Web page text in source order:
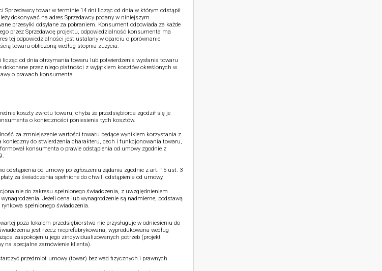
Sprzedawcy towar w terminie 14 dni licząc od dnia w którym odstąpił
dokonywać na adres Sprzedawcy podany w niniejszym
przesyłki odsyłane za pobraniem. Konsument odpowiada za każde
przez Sprzedawcę projektu, odpowiedzialność konsumenta ma
tej odpowiedzialności jest ustalany w oparciu o porównanie
towaru obliczoną według stopnia zużycia.
licząc od dnia otrzymania towaru lub potwierdzenia wysłania towaru
przez niego płatności z wyjątkiem kosztów określonych w
o prawach konsumenta.
koszty zwrotu towaru, chyba że przedsiębiorca zgodził się je
o konieczności poniesienia tych kosztów.
za zmniejszenie wartości towaru będące wynikiem korzystania z
konieczny do stwierdzenia charakteru, cech i funkcjonowania towaru,
konsumenta o prawie odstąpienia od umowy zgodnie z
odstąpienia od umowy po zgłoszeniu żądania zgodnie z art. 15 ust. 3
za świadczenia spełnione do chwili odstąpienia od umowy.
do zakresu spełnionego świadczenia, z uwzględnieniem
Jeżeli cena lub wynagrodzenie są nadmierne, podstawą
spełnionego świadczenia.
poza lokalem przedsiębiorstwa nie przysługuje w odniesieniu do
jest rzecz nieprefabrykowana, wyprodukowana według
zaspokojeniu jego zindywidualizowanych potrzeb (projekt
na specjalne zamówienie klienta).
przedmiot umowy (towar) bez wad fizycznych i prawnych.